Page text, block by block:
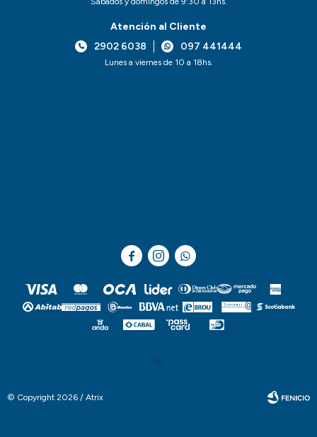
Atención al Cliente
2902 6038
097 441444
Lunes a viernes de 10 a 18hs.
  
© Copyright 2026 / Atrix